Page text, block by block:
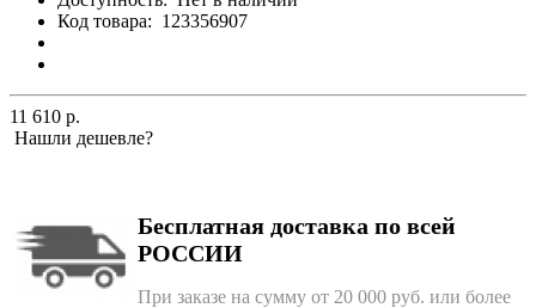
Код товара: 123356907
11 610 р.
Нашли дешевле?
Бесплатная доставка по всей
РОССИИ
При заказе на сумму от 20 000 руб. или более